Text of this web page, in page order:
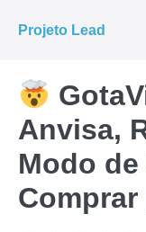
para
conteúdo
Projeto Lead
Anvisa,
Modo
Comprar